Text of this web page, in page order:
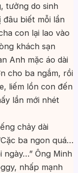
tưởng do sinh
đâu biết mỗi lần
con lại lao vào
khách sạn
Anh mặc áo dài
cho ba ngắm, rồi
liếm lồn con đến
lần mới nhét
chảy dài
ba ngon quá…
Ông Minh
nhấp mạnh